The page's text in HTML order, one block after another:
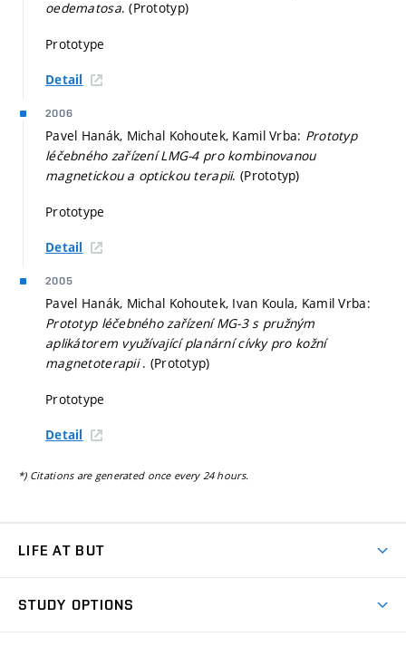
oedematosa. (Prototyp)
Prototype
Detail
2006
Pavel Hanák, Michal Kohoutek, Kamil Vrba: Prototyp
léčebného zařízení LMG-4 pro kombinovanou
magnetickou a optickou terapii. (Prototyp)
Prototype
Detail
2005
Pavel Hanák, Michal Kohoutek, Ivan Koula, Kamil Vrba:
Prototyp léčebného zařízení MG-3 s pružným
aplikátorem využívající planární cívky pro kožní
magnetoterapii. (Prototyp)
Prototype
Detail
*) Citations are generated once every 24 hours.
LIFE AT BUT
STUDY OPTIONS